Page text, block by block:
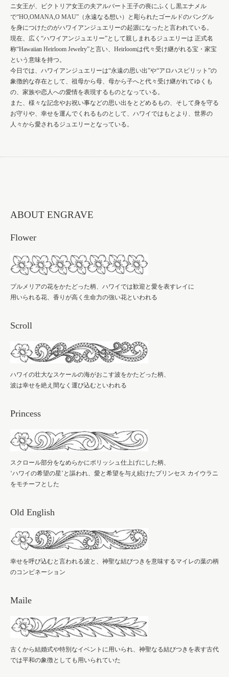
ニ女王が、ビクトリア女王の夫アルバート王子の喪にふくし黒エナメル
で“HO,OMANA,O MAU”（永遠なる想い）と彫られたゴールドのバングル
を身につけたのがハワイアンジュエリーの起源になったと言われている。
現在、広く“ハワイアンジュエリー”として親しまれるジュエリーは 正式名
称“Hawaiian Heirloom Jewelry”と言い、Heirloomは代々受け継がれる宝・家宝
という意味を持つ。
今日では、ハワイアンジュエリーは“永遠の思い出”や“アロハスピリット”の
象徴的な存在として、祖母から母、母から子へと代々受け継がれてゆくも
の、家族や恋人への愛情を表現するものとなっている。
また、様々な記念やお祝い事などの思い出をとどめるもの、そして身を守る
お守りや、幸せを運んでくれるものとして、ハワイではもとより、世界の
人々から愛されるジュエリーとなっている。
ABOUT ENGRAVE
Flower
プルメリアの花をかたどった柄、ハワイでは歓迎と愛を表すレイに
用いられる花、香りが高く生命力の強い花といわれる
Scroll
ハワイの壮大なスケールの海がおこす波をかたどった柄、
波は幸せを絶え間なく運び込むといわれる
Princess
スクロール部分をなめらかにポリッシュ仕上げにした柄、
‘ハワイの希望の星’と謳われ、愛と希望を与え続けたプリンセス カイウラニ
をモチーフとした
Old English
幸せを呼び込むと言われる波と、神聖な結びつきを意味するマイレの葉の柄
のコンビネーション
Maile
古くから結婚式や特別なイベントに用いられ、神聖なる結びつきを表す古代
では平和の象徴としても用いられていた